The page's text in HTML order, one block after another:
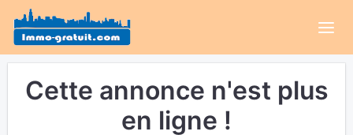
Cette annonce n'est plus
en ligne !